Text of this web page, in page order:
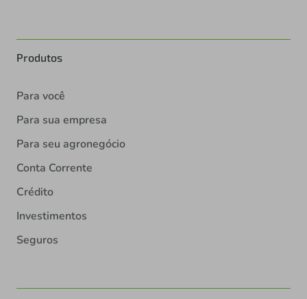
Produtos
Para você
Para sua empresa
Para seu agronegócio
Conta Corrente
Crédito
Investimentos
Seguros